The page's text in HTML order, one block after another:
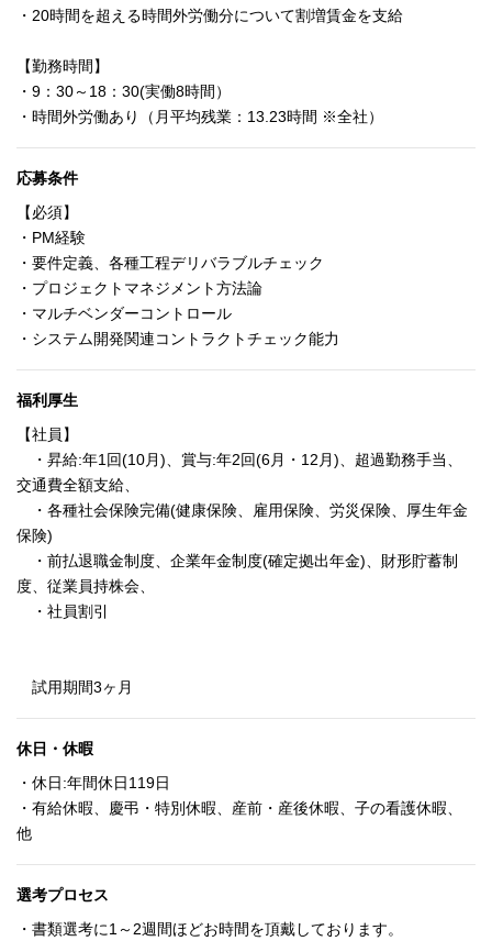
・20時間を超える時間外労働分について割増賃金を支給
【勤務時間】
・9：30～18：30(実働8時間）
・時間外労働あり（月平均残業：13.23時間 ※全社）
応募条件
【必須】
・PM経験
・要件定義、各種工程デリバラブルチェック
・プロジェクトマネジメント方法論
・マルチベンダーコントロール
・システム開発関連コントラクトチェック能力
福利厚生
【社員】
・昇給:年1回(10月)、賞与:年2回(6月・12月)、超過勤務手当、
交通費全額支給、
・各種社会保険完備(健康保険、雇用保険、労災保険、厚生年金
保険)
・前払退職金制度、企業年金制度(確定拠出年金)、財形貯蓄制
度、従業員持株会、
・社員割引
試用期間3ヶ月
休日・休暇
・休日:年間休日119日
・有給休暇、慶弔・特別休暇、産前・産後休暇、子の看護休暇、
他
選考プロセス
・書類選考に1～2週間ほどお時間を頂戴しております。